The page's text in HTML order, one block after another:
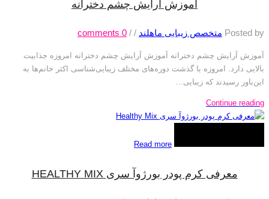
آموزش آرایش چشم دخترانه
Posted by متخصص زیبایی ماهلند /
/
0
comments
آموزش آرایش چشم دخترانه آموزش آرایش چشم دخترانه امروزه جذابیت
بالایی دارد. امروزه با گذشت دوره‌های مختلف زیبایی‌شناسی اکثر خانم‌ها به
این‌باور رسیدند که زیبایی…
Continue reading
Read more
معرفی کرم پودر بورژوآ سری HEALTHY MIX